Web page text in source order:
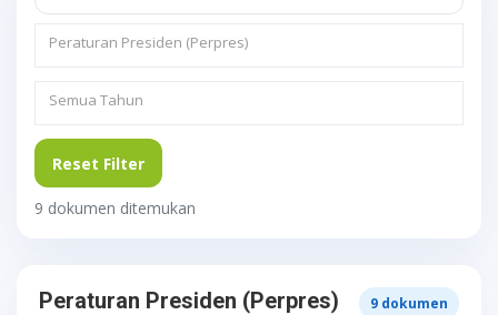
Peraturan Presiden (Perpres)
Semua Tahun
Reset Filter
9 dokumen ditemukan
Peraturan Presiden (Perpres) 9 dokumen